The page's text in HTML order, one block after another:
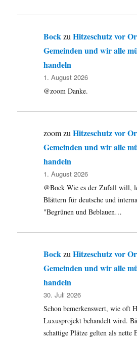
BockzuHitzeschutz vor
Gemeinden und wir alle
handeln
1. August 2026
@zoom Danke.
zoomzuHitzeschutz vor
Gemeinden und wir alle
handeln
1. August 2026
@Bock Wie es der Zufall will,
Blättern für deutsche und
"Begrünen und Beblauen…
BockzuHitzeschutz vor
Gemeinden und wir alle
handeln
30. Juli 2026
Schon bemerkenswert, wie oft
Luxusprojekt behandelt wird.
schattige Plätze gelten als nette